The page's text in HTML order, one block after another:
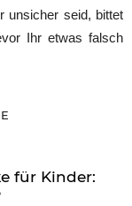
unsicher seid, bittet
Ihr etwas falsch
für Kinder: